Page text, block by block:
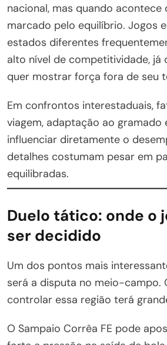
nacional, mas quando acontece
marcado pelo equilíbrio. Jogos
estados diferentes
alto nível de competitividade, já
quer mostrar força fora de seu
Em confrontos interestaduais,
viagem, adaptação ao gramado
influenciar diretamente o
detalhes costumam pesar em
equilibradas.
Duelo tático: onde o
ser decidido
Um dos pontos mais
será a disputa no meio-campo.
controlar essa região terá
O Sampaio Corrêa FE pode